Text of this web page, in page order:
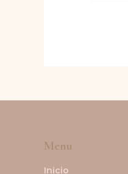
Menu
Inicio